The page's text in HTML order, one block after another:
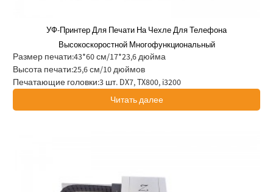
УФ-Принтер Для Печати На Чехле Для Телефона
Высокоскоростной Многофункциональный
Размер печати:43*60 см/17*23,6 дюйма
Высота печати:25,6 см/10 дюймов
Печатающие головки:3 шт. DX7, TX800, i3200
Читать далее